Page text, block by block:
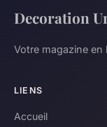
Decoration
Votre magazine en
LIENS
Accueil